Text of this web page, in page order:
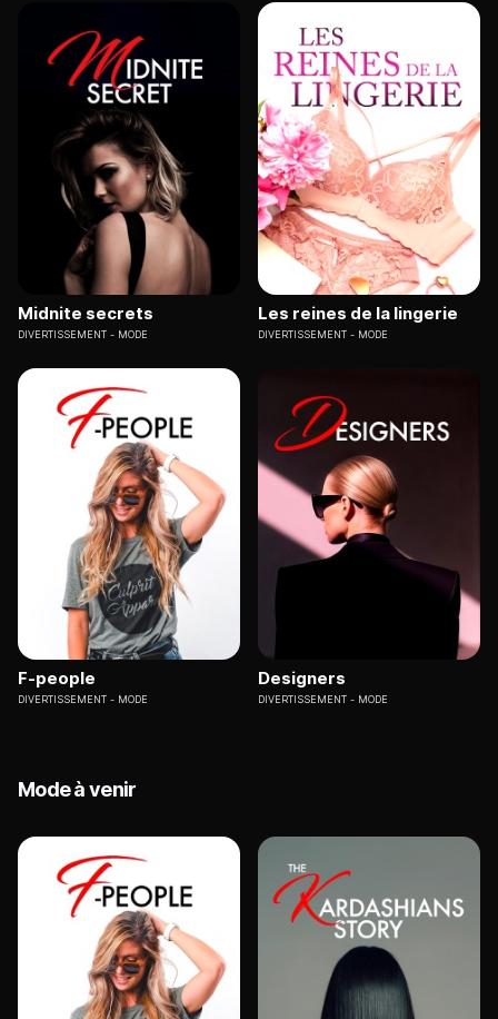
Midnite secrets
DIVERTISSEMENT MODE
Les reines de la lingerie
DIVERTISSEMENT MODE
F-people
DIVERTISSEMENT MODE
Designers
DIVERTISSEMENT MODE
Mode à venir